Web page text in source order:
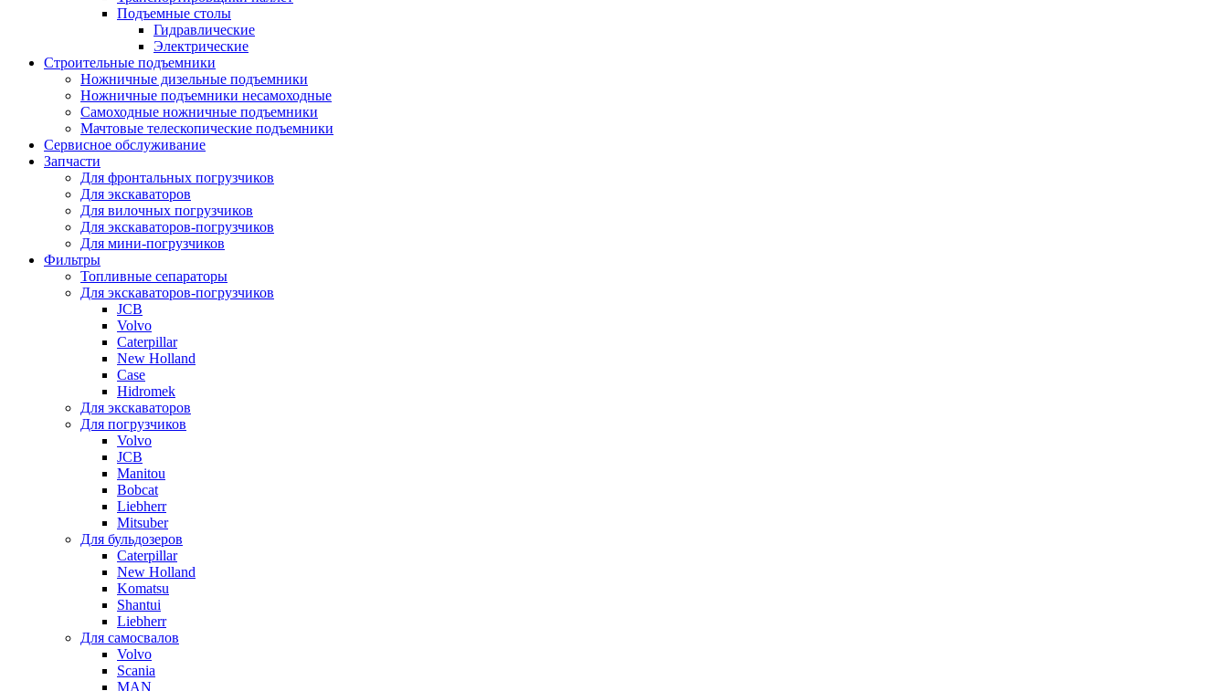
Подъемные столы
Гидравлические
Электрические
Строительные подъемники
Ножничные дизельные подъемники
Ножничные подъемники несамоходные
Самоходные ножничные подъемники
Мачтовые телескопические подъемники
Сервисное обслуживание
Запчасти
Для фронтальных погрузчиков
Для экскаваторов
Для вилочных погрузчиков
Для экскаваторов-погрузчиков
Для мини-погрузчиков
Фильтры
Топливные сепараторы
Для экскаваторов-погрузчиков
JCB
Volvo
Caterpillar
New Holland
Case
Hidromek
Для экскаваторов
Для погрузчиков
Volvo
JCB
Manitou
Bobcat
Liebherr
Mitsuber
Для бульдозеров
Caterpillar
New Holland
Komatsu
Shantui
Liebherr
Для самосвалов
Volvo
Scania
MAN